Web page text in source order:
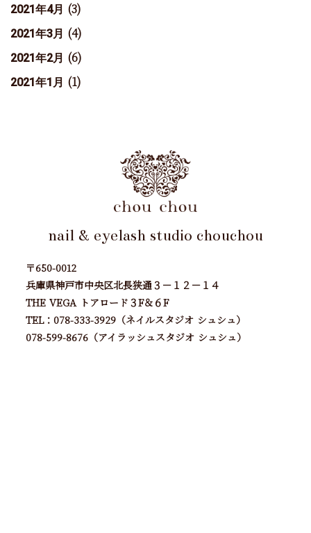
2021年4月 (3)
2021年3月 (4)
2021年2月 (6)
2021年1月 (1)
nail & eyelash studio chouchou
〒650-0012
兵庫県神戸市中央区北長狭通３－１２－１４
THE VEGA トアロード３F＆６F
TEL：078-333-3929（ネイルスタジオ シュシュ）
078-599-8676（アイラッシュスタジオ シュシュ）